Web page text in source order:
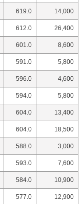
619.0 14,000
612.0 26,400
601.0 8,600
591.0 5,800
596.0 4,600
594.0 5,800
604.0 13,400
604.0 18,500
588.0 3,000
593.0 7,600
584.0 10,900
577.0 12,900